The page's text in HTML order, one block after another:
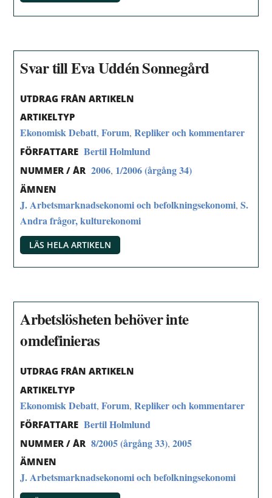
Svar till Eva Uddén Sonnegård
UTDRAG FRÅN ARTIKELN
ARTIKELTYP
Ekonomisk Debatt,Forum,Repliker och kommentarer
FÖRFATTARE Bertil Holmlund
NUMMER / ÅR 2006, 1/2006 (årgång 34)
ÄMNEN
J. Arbetsmarknadsekonomi och befolkningsekonomi,S.
Andra frågor, kulturekonomi
LÄS HELA ARTIKELN
Arbetslösheten behöver inte
omdefinieras
UTDRAG FRÅN ARTIKELN
ARTIKELTYP
Ekonomisk Debatt,Forum,Repliker och kommentarer
FÖRFATTARE Bertil Holmlund
NUMMER / ÅR 8/2005 (årgång 33),2005
ÄMNEN
J. Arbetsmarknadsekonomi och befolkningsekonomi